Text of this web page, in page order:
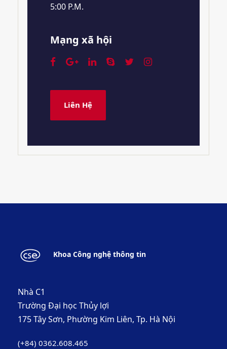
5:00 P.M.
Mạng xã hội
Liên Hệ
Khoa Công nghệ thông tin
Nhà C1
Trường Đại học Thủy lợi
175 Tây Sơn, Phường Kim Liên, Tp. Hà Nội
(+84) 0362.608.465